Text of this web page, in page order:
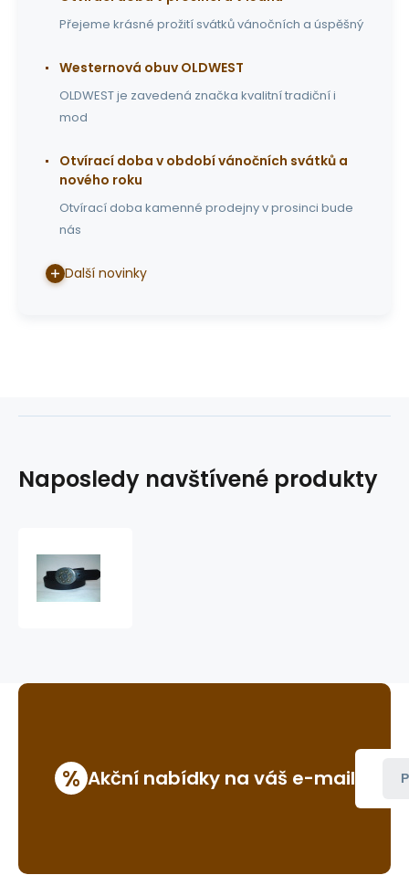
Přejeme krásné prožití svátků vánočních a úspěšný
Westernová obuv OLDWEST
OLDWEST je zavedená značka kvalitní tradiční i
mod
Otvírací doba v období vánočních svátků a
nového roku
Otvírací doba kamenné prodejny v prosinci bude
nás
Další novinky
Naposledy navštívené produkty
% Akční nabídky na váš e-mail